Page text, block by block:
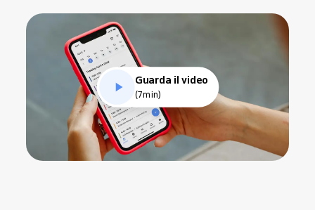
Guarda il video
(7min)